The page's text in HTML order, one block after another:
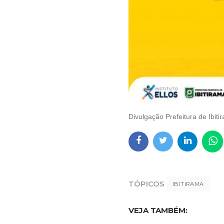
Divulgação Prefeitura de
TÓPICOS IBITIRAMA
VEJA TAMBÉM: